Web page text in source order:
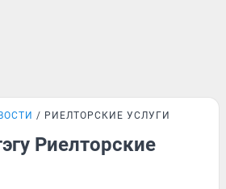
РИЕЛТОРСКИЕ УСЛУГИ
Риелторские